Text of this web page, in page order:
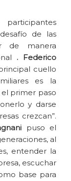
de las
de manera
. Federico
cuello
es la
primer paso
y darse
crezcan”.
puso el
al
entender la
escuchar
base para